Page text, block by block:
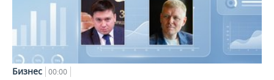
Бизнес 00:00